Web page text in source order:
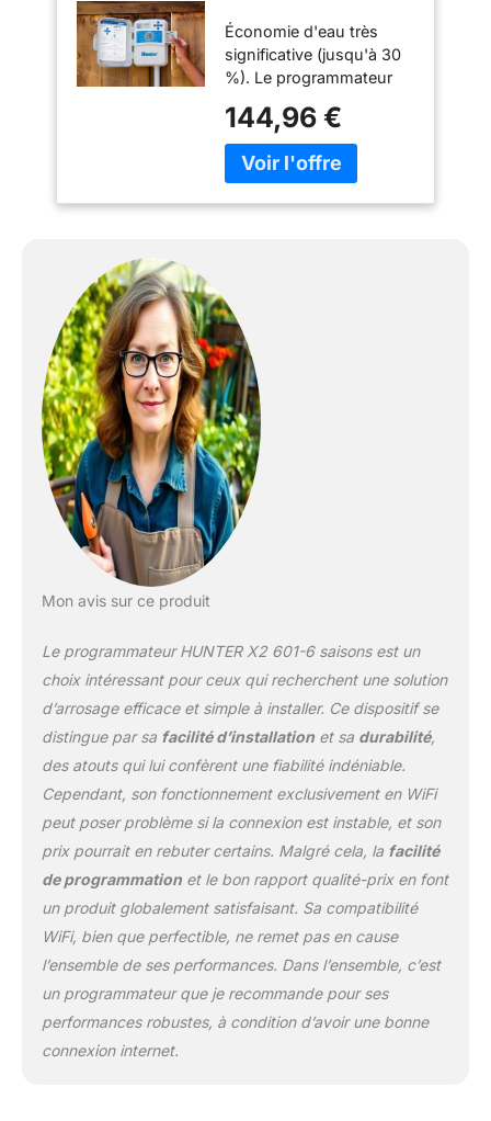
Programmateur
compatible WiFi
module Wand (non
inclus)
Économie d'eau très
significative (jusqu'à 30
%). Le programmateur
météo locales via
Internet et réglera les
temps d'arrosage juste à
programmateur d'une
manière très simple et
intuitive avec un
potentiel d'options
professionnelles au plus
haut niveau. Hydrawise
peut être utilisé partout
dans le monde depuis un
ordinateur, une tablette
ou un téléphone portable
sans limites. Avec
des programmeurs
Hunter Hydrawise.
Caractéristiques
principales : Auto-
protection. Avec la
fonction QuickCheckTM,
vous surveillez
d'éventuels défauts de
détection, seul l'arrosage
de la station concernée
sera annulé en
continuant normalement
stations d'autres
programmeurs
annuleront l'arrosage
144,96 €
Mon avis sur ce produit
Le programmateur HUNTER X2 601-6 saisons est un
choix intéressant pour ceux qui recherchent une solution
d’arrosage efficace et simple à installer. Ce dispositif se
distingue par sa facilité d’installationet sa durabilité,
des atouts qui lui confèrent une fiabilité indéniable.
Cependant, son fonctionnement exclusivement en WiFi
peut poser problème si la connexion est instable, et son
prix pourrait en rebuter certains. Malgré cela, la facilité
de programmationet le bon rapport qualité-prix en font
un produit globalement satisfaisant. Sa compatibilité
WiFi, bien que perfectible, ne remet pas en cause
l’ensemble de ses performances. Dans l’ensemble, c’est
un programmateur que je recommande pour ses
performances robustes, à condition d’avoir une bonne
connexion internet.